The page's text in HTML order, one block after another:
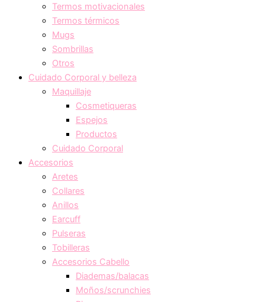
Termos motivacionales
Termos térmicos
Mugs
Sombrillas
Otros
Cuidado Corporal y belleza
Maquillaje
Cosmetiqueras
Espejos
Productos
Cuidado Corporal
Accesorios
Aretes
Collares
Anillos
Earcuff
Pulseras
Tobilleras
Accesorios Cabello
Diademas/balacas
Moños/scrunchies